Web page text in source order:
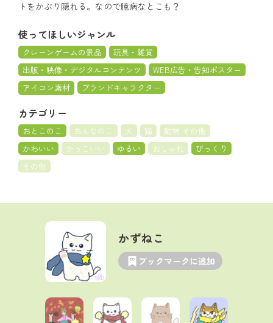
トをかぶり隠れる。なので臆病なとこも？
使ってほしいジャンル
クレーンゲームの景品
玩具・雑貨
出版・映像・デジタルコンテンツ
WEB広告・告知ポスター
アイコン素材
ブランドキャラクター
カテゴリー
おとこのこ おんなのこ 犬 猫
動物 その他
かわいい
かっこいい ゆるい おしゃれ
びっくり
その他
かずねこ
ブックマークに追加